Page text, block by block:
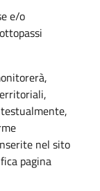
e/o
nel sito
pagina